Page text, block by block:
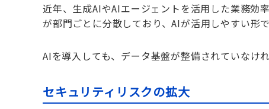
近年、生成AIやAIエージェントを活用した業務効
が部門ごとに分散しており、AIが活用しやすい形
AIを導入しても、データ基盤が整備されていなけ
セキュリティリスクの拡大